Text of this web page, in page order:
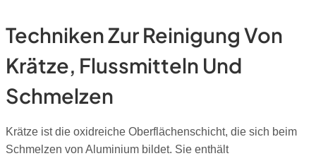
Techniken Zur Reinigung Von
Krätze, Flussmitteln Und
Schmelzen
Krätze ist die oxidreiche Oberflächenschicht, die sich beim
Schmelzen von Aluminium bildet. Sie enthält